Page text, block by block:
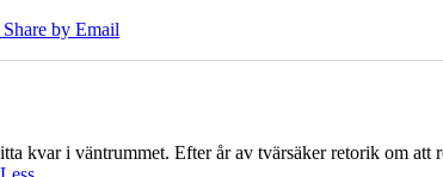
Share by Email
kvar i väntrummet. Efter år av tvärsäker retorik om att